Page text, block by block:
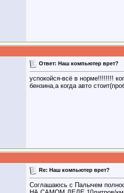
Ответ: Наш компьютер врет?
успокойся-всё в норме!!!!!!!!
бензина,а когда авто
Re: Наш компьютер врет?
Соглашаюсь с Палычем